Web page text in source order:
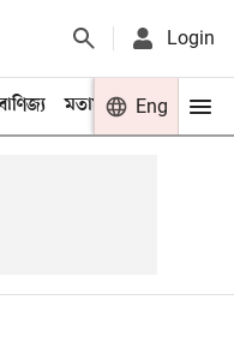
Login
মতামত খেলা
Eng